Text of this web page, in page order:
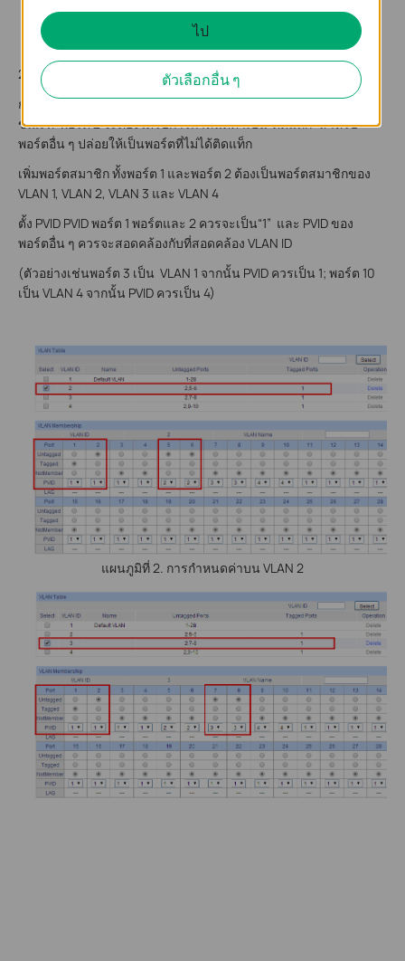
VLAN ID ของ AP
2. กำหนดค่าพารามิเตอร์สำหรับแต่ละ VLAN
กำหนดค่าชนิดของพอร์ต 1 พอร์ตจะต้องกำหนดค่าเป็น“ติดแท็ก” ใน
ขณะที่ พอร์ต 2 จะต้องได้รับการกำหนดค่าเป็น“ติดแท็ก” สำหรับ
พอร์ตอื่น ๆ ปล่อยให้เป็นพอร์ตที่ไม่ได้ติดแท็ก
เพิ่มพอร์ตสมาชิก ทั้งพอร์ต 1 และพอร์ต 2 ต้องเป็นพอร์ตสมาชิกของ
VLAN 1, VLAN 2, VLAN 3 และ VLAN 4
ตั้ง PVID PVID พอร์ต 1 พอร์ตและ 2 ควรจะเป็น“1” และ PVID ของ
พอร์ตอื่น ๆ ควรจะสอดคล้องกับที่สอดคล้อง VLAN ID
(ตัวอย่างเช่นพอร์ต 3 เป็น VLAN 1 จากนั้น PVID ควรเป็น 1; พอร์ต 10
เป็น VLAN 4 จากนั้น PVID ควรเป็น 4)
แผนภูมิที่ 2. การกำหนดค่าบน VLAN 2
ไป
ตัวเลือกอื่น ๆ